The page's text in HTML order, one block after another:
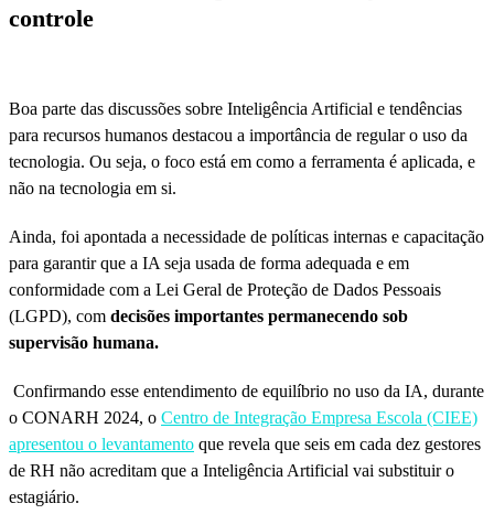
controle
Boa parte das discussões sobre Inteligência Artificial e tendências
para recursos humanos destacou a importância de regular o uso da
tecnologia. Ou seja, o foco está em como a ferramenta é aplicada, e
não na tecnologia em si.
Ainda, foi apontada a necessidade de políticas internas e capacitação
para garantir que a IA seja usada de forma adequada e em
conformidade com a Lei Geral de Proteção de Dados Pessoais
(LGPD), com decisões importantes permanecendo sob
supervisão humana.
Confirmando esse entendimento de equilíbrio no uso da IA, durante
o CONARH 2024, o Centro de Integração Empresa Escola (CIEE)
apresentou o levantamento que revela que seis em cada dez gestores
de RH não acreditam que a Inteligência Artificial vai substituir o
estagiário.